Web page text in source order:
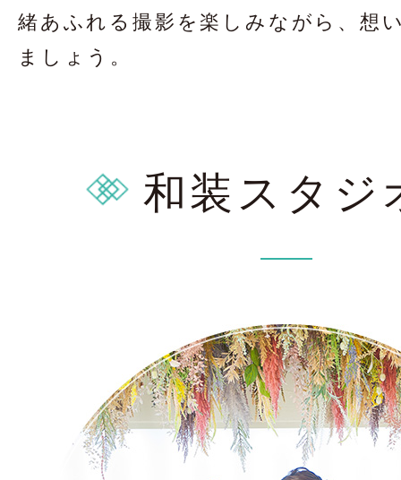
太田店 大宮店
お問合せ・資料請
緒あふれる撮影を楽しみながら、想
ましょう。
和装スタジ